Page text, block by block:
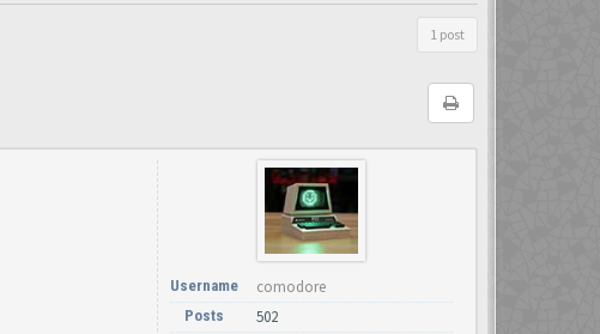
1 post
Username comodore
Posts 502